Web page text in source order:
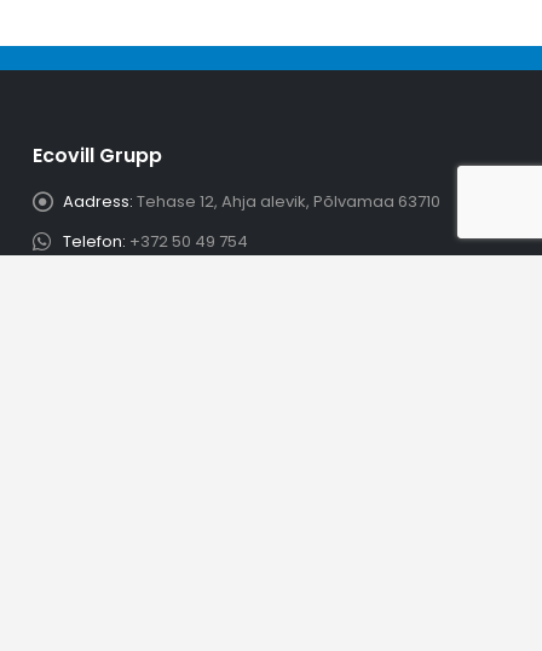
Ecovill Grupp
Aadress: Tehase 12, Ahja alevik, Põlvamaa 63710
Telefon: +372 50 49 754